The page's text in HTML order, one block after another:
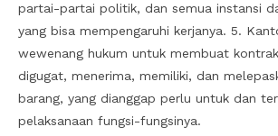
partai-partai politik, dan semua instansi
yang bisa mempengaruhi kerjanya. 5.
wewenang hukum untuk membuat
digugat, menerima, memiliki, dan
barang, yang dianggap perlu untuk dan
pelaksanaan fungsi-fungsinya.